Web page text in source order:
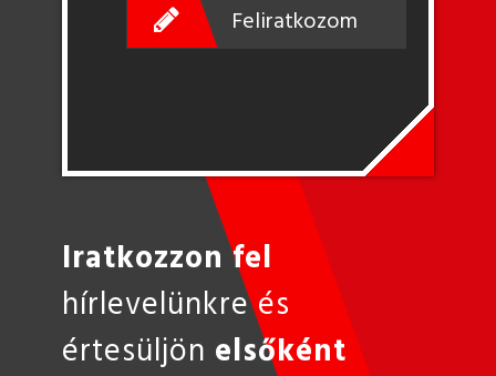
Feliratkozom
Iratkozzon fel
hírlevelünkre és
értesüljön elsőként